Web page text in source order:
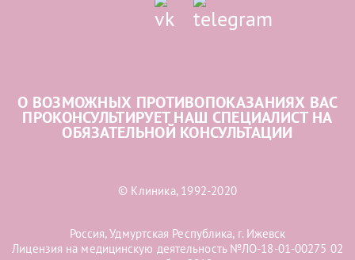
О ВОЗМОЖНЫХ ПРОТИВОПОКАЗАНИЯХ ВАС
ПРОКОНСУЛЬТИРУЕТ НАШ СПЕЦИАЛИСТ НА
ОБЯЗАТЕЛЬНОЙ КОНСУЛЬТАЦИИ
© Клиника, 1992-2020
Россия, Удмуртская Республика, г. Ижевск
Лицензия на медицинскую деятельность №ЛО-18-01-00275 02